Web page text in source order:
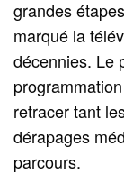
grandes
marqué la
décennies. Le
retracer tant
dérapages
parcours.